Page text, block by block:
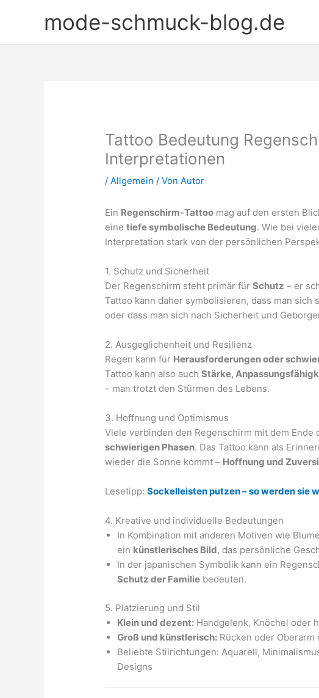
mode-schmuck-blog.de
Tattoo Bedeutung
Interpretationen
/Allgemein / VonAutor
Ein Regenschirm-Tattoo mag auf den ersten
einetiefe symbolische Bedeutung. Wie bei
Interpretation stark von der persönlichen
1. Schutz und Sicherheit
Der Regenschirm steht primär fürSchutz – er
Tattoo kann daher symbolisieren, dass man sich
oder dass man sich nach Sicherheit und
2. Ausgeglichenheit und Resilienz
Regen kann für Herausforderungen oder
Tattoo kann also auchStärke,
– man trotzt den Stürmen des Lebens.
3. Hoffnung und Optimismus
Viele verbinden den Regenschirm mit dem Ende
schwierigen Phasen. Das Tattoo kann als
wieder die Sonne kommt – Hoffnung und
Lesetipp:Sockelleisten putzen – so werden sie
4. Kreative und individuelle Bedeutungen
In Kombination mit anderen Motiven wie
ein künstlerisches Bild, das persönliche
In der japanischen Symbolik kann ein
Schutz der Familie bedeuten.
5. Platzierung und Stil
Klein und dezent: Handgelenk, Knöchel oder
Groß und künstlerisch: Rücken oder
Beliebte Stilrichtungen: Aquarell,
Designs